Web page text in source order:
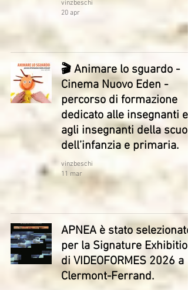
vinzbeschi
20 apr
🎬 Animare lo sguardo -
Cinema Nuovo Eden -
percorso di formazione
dedicato alle insegnanti e
agli insegnanti della
dell’infanzia e primaria.
vinzbeschi
11 mar
APNEA è stato selezionato
per la Signature Exhibition
di VIDEOFORMES 2026 a
Clermont-Ferrand.